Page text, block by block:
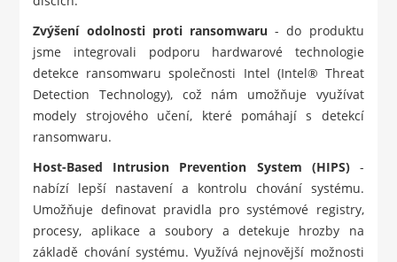
Zvýšení odolnosti proti ransomwaru - do produktu
jsme integrovali podporu hardwarové technologie
detekce ransomwaru společnosti Intel (Intel® Threat
Detection Technology), což nám umožňuje využívat
modely strojového učení, které pomáhají s detekcí
ransomwaru.
Host-Based Intrusion Prevention System (HIPS)-
nabízí lepší nastavení a kontrolu chování systému.
Umožňuje definovat pravidla pro systémové registry,
procesy, aplikace a soubory a detekuje hrozby na
základě chování systému. Využívá nejnovější možnosti